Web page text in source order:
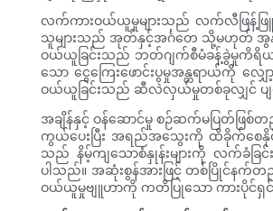
လက်ကားဝယ်ယူမှုများသည် လက်လီဖြန့်ဖ
သူများသည် အုတ်နှင့်အင်္ဂတေ သို့မဟုတ် အွန်
ဝယ်ယူခြင်းသည် ဘတ်ဂျက်စီမံခန့်ခွဲမှုကိရိယာ
သော ငွေကြေးဖောင်းပွမှုအန္တရာယ်ကို လျှ
ဝယ်ယူခြင်းသည် ဆီလဲလှယ်မှုတစ်ခုလျှင် ပျ
အချိန်နှင့် ဝန်ဆောင်မှု စဉ်ဆက်မပြတ်ဖြစ်
ကွယ်ပေးပြီး အရည်အသွေးကို ထိခိုက်စေနို
သည် နိမ့်ကျသောစံနှုန်းများကို လက်ခံခြင်
ပါသည်။ အဆုံးစွန်အားဖြင့် တစ်ပြိုင်နက်တ
ဝယ်ယူမှုဗျူဟာကို ကတိပြုသော ကားပိုင်ရှင်